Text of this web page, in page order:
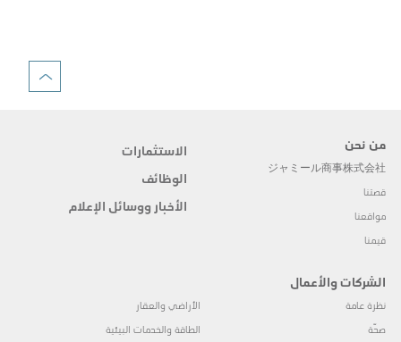
من نحن
ジャミール商事株式会社
قصتنا
مواقعنا
قيمنا
الاستثمارات
الوظائف
الأخبار ووسائل الإعلام
الشركات والأعمال
نظرة عامة
صحّة
الأراضي والعقار
الطاقة والخدمات البيئية